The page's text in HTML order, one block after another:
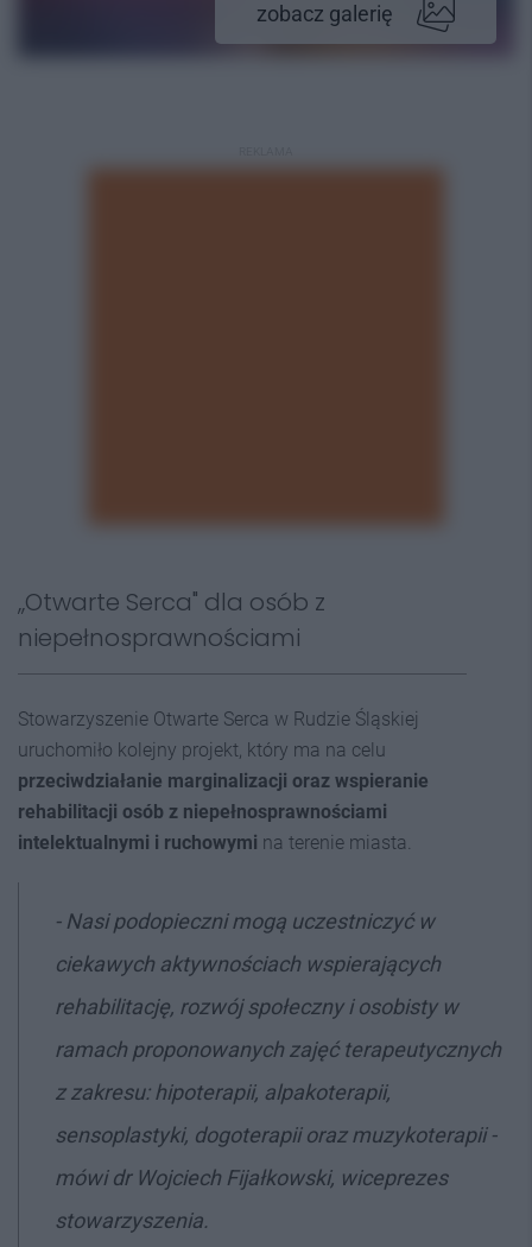
zobacz galerię
,,Otwarte Serca" dla osób z
niepełnosprawnościami
Stowarzyszenie Otwarte Serca w Rudzie Śląskiej
uruchomiło kolejny projekt, który ma na celu
przeciwdziałanie marginalizacji oraz wspieranie
rehabilitacji osób z niepełnosprawnościami
intelektualnymi i ruchowymi na terenie miasta.
- Nasi podopieczni mogą uczestniczyć w
ciekawych aktywnościach wspierających
rehabilitację, rozwój społeczny i osobisty w
ramach proponowanych zajęć terapeutycznych
z zakresu: hipoterapii, alpakoterapii,
sensoplastyki, dogoterapii oraz muzykoterapii -
mówi dr Wojciech Fijałkowski, wiceprezes
stowarzyszenia.